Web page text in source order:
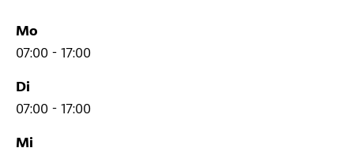
Mo
07:00 - 17:00
Di
07:00 - 17:00
Mi